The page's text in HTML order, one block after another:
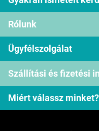
Rólunk
Ügyfélszolgálat
Szállítási és fizetési
Miért válassz minket?